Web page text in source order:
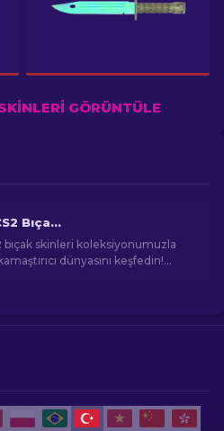
GÖRÜNTÜLE
En Pahalı CS2 Bıçakları [2026]
bıçak skinleri koleksiyonumuzla
dünyasını keşfedin!